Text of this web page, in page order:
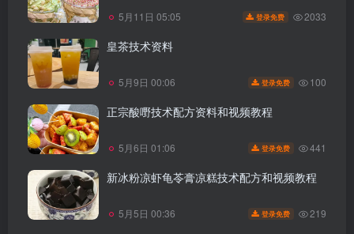
5月11日 05:05 登录免费 2033
皇茶技术资料
5月9日 00:06 登录免费 100
正宗酸嘢技术配方资料和视频教程
5月6日 01:06 登录免费 441
新冰粉凉虾龟苓膏凉糕技术配方和视频教程
5月5日 00:36 登录免费 219